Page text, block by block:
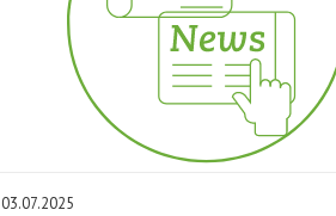
03.07.2025